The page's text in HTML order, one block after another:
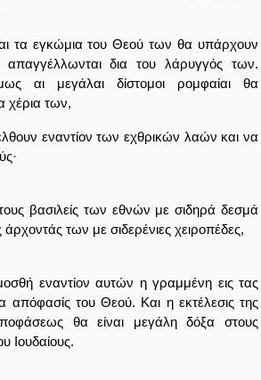
τα εγκώμια του Θεού των θα υπάρχουν
απαγγέλλωνται δια του λάρυγγός των.
αι μεγάλαι δίστομοι ρομφαίαι θα
χέρια των,
εναντίον των εχθρικών λαών και να
βασιλείς των εθνών με σιδηρά δεσμά
άρχοντάς των με σιδερένιες χειροπέδες,
εναντίον αυτών η γραμμένη εις τας
απόφασίς του Θεού. Και η εκτέλεσις της
θα είναι μεγάλη δόξα στους
Ιουδαίους.